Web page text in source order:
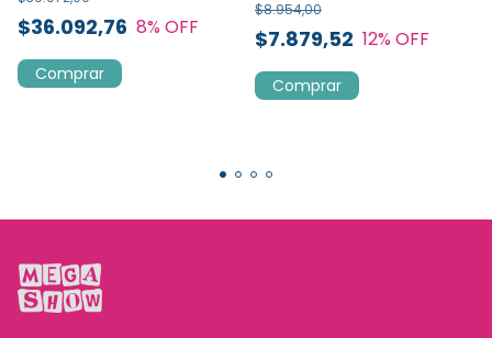
$36.092,76 8% OFF
Comprar
$7.879,52
$8.954,00
12% OFF